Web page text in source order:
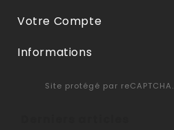
Votre Compte
Informations
Site protégé par reCAPTCHA.